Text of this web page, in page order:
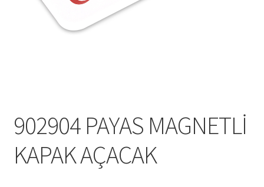
Mesafeli Satış Sözleşmesi
902904 PAYAS MAGNETLİ
KAPAK AÇACAK